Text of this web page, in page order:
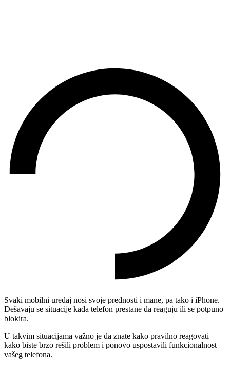
Svaki mobilni uređaj nosi svoje prednosti i mane, pa tako i iPhone.
Dešavaju se situacije kada telefon prestane da reaguju ili se potpuno
blokira.
U takvim situacijama važno je da znate kako pravilno reagovati
kako biste brzo rešili problem i ponovo uspostavili funkcionalnost
vašeg telefona.